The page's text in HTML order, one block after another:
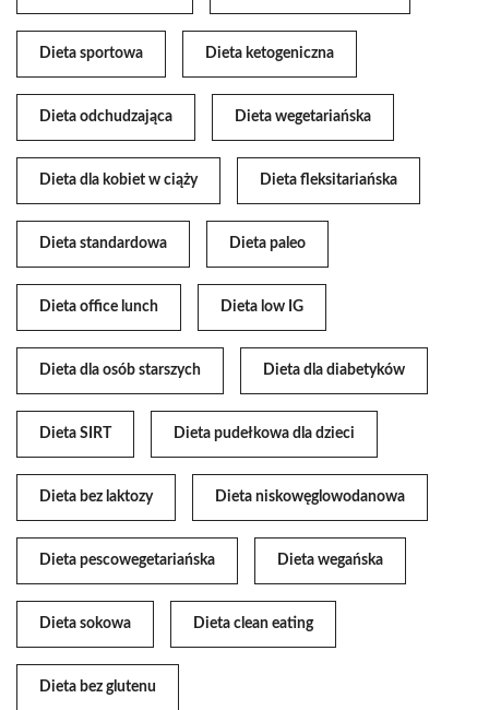
Dieta sportowa Dieta ketogeniczna
Dieta odchudzająca Dieta wegetariańska
Dieta dla kobiet w ciąży Dieta fleksitariańska
Dieta standardowa Dieta paleo
Dieta office lunch Dieta low IG
Dieta dla osób starszych Dieta dla diabetyków
Dieta SIRT Dieta pudełkowa dla dzieci
Dieta bez laktozy Dieta niskowęglowodanowa
Dieta pescowegetariańska Dieta wegańska
Dieta sokowa Dieta clean eating
Dieta bez glutenu